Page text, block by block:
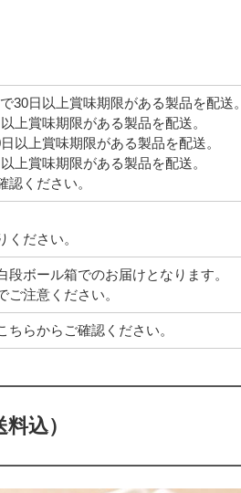
日以上賞味期限がある製品を配送。
上賞味期限がある製品を配送。
以上賞味期限がある製品を配送。
上賞味期限がある製品を配送。
ください。
ださい。
ボール箱でのお届けとなります。
注意ください。
ちらからご確認ください。
込）